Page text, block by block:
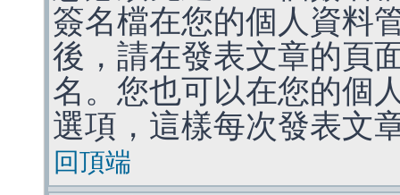
簽名檔在您的個人資料
後，請在發表文章的頁
名。您也可以在您的個
選項，這樣每次發表文
回頂端